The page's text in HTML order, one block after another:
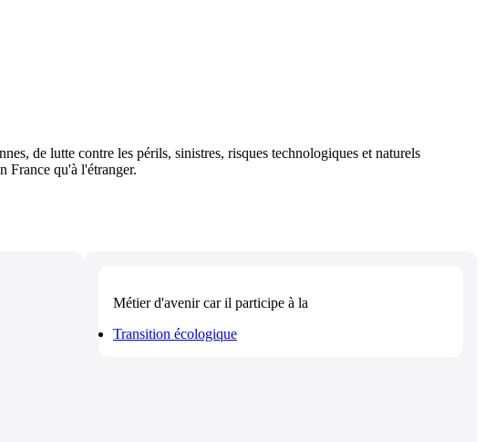
de lutte contre les périls, sinistres, risques technologiques et naturels
France qu'à l'étranger.
Métier d'avenircar il participe à la
Transition écologique